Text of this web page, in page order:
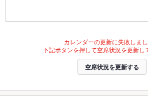
カレンダーの更新に失敗しまし
下記ボタンを押して空席状況を更新し
空席状況を更新する